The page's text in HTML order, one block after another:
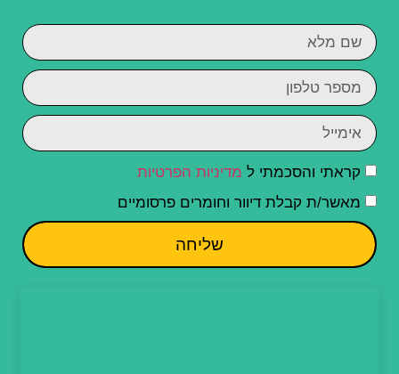
קראתי והסכמתי ל מדיניות הפרטיות
מאשר/ת קבלת דיוור וחומרים פרסומיים
שליחה